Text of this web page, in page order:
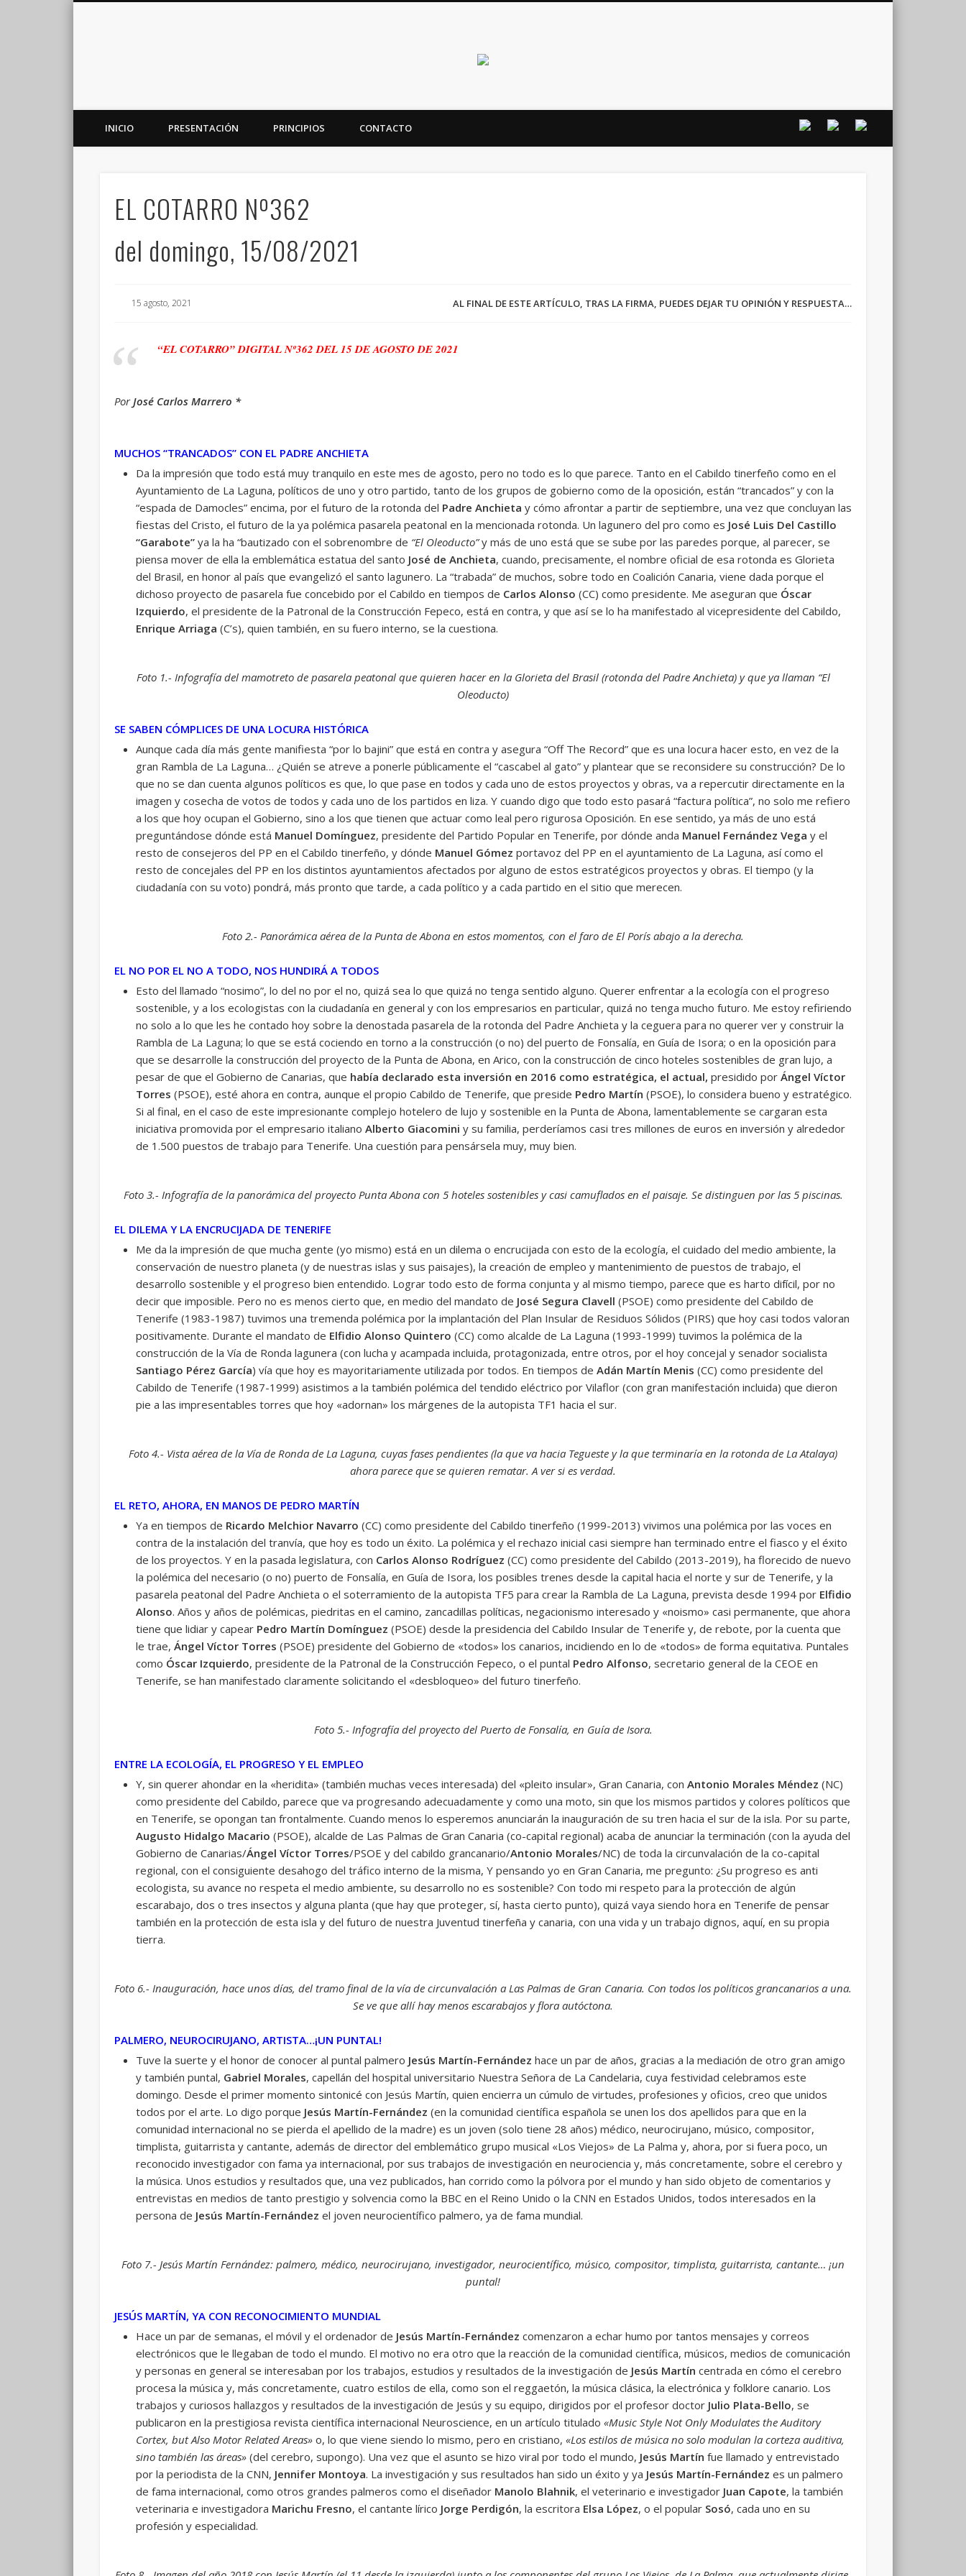
INICIO PRESENTACIÓN PRINCIPIOS CONTACTO
EL COTARRO Nº362
del domingo, 15/08/2021
AL FINAL DE ESTE ARTÍCULO, TRAS LA FIRMA, PUEDES DEJAR TU OPINIÓN Y RESPUESTA…
15 agosto, 2021
“EL COTARRO” DIGITAL Nº362 DEL 15 DE AGOSTO DE 2021
Por José Carlos Marrero *
MUCHOS “TRANCADOS” CON EL PADRE ANCHIETA
Da la impresión que todo está muy tranquilo en este mes de agosto, pero no todo es lo que parece. Tanto en el Cabildo tinerfeño como en el
Ayuntamiento de La Laguna, políticos de uno y otro partido, tanto de los grupos de gobierno como de la oposición, están “trancados” y con la
“espada de Damocles” encima, por el futuro de la rotonda del Padre Anchieta y cómo afrontar a partir de septiembre, una vez que concluyan las
fiestas del Cristo, el futuro de la ya polémica pasarela peatonal en la mencionada rotonda. Un lagunero del pro como es José Luis Del Castillo
“Garabote”ya la ha “bautizado con el sobrenombre de “El Oleoducto”y más de uno está que se sube por las paredes porque, al parecer, se
piensa mover de ella la emblemática estatua del santo José de Anchieta, cuando, precisamente, el nombre oficial de esa rotonda es Glorieta
del Brasil, en honor al país que evangelizó el santo lagunero. La “trabada” de muchos, sobre todo en Coalición Canaria, viene dada porque el
dichoso proyecto de pasarela fue concebido por el Cabildo en tiempos de Carlos Alonso (CC) como presidente. Me aseguran que Óscar
Izquierdo, el presidente de la Patronal de la Construcción Fepeco, está en contra, y que así se lo ha manifestado al vicepresidente del Cabildo,
Enrique Arriaga (C’s), quien también, en su fuero interno, se la cuestiona.
Foto 1.- Infografía del mamotreto de pasarela peatonal que quieren hacer en la Glorieta del Brasil (rotonda del Padre Anchieta) y que ya llaman “El
Oleoducto)
SE SABEN CÓMPLICES DE UNA LOCURA HISTÓRICA
Aunque cada día más gente manifiesta “por lo bajini” que está en contra y asegura “Off The Record” que es una locura hacer esto, en vez de la
gran Rambla de La Laguna… ¿Quién se atreve a ponerle públicamente el “cascabel al gato” y plantear que se reconsidere su construcción? De lo
que no se dan cuenta algunos políticos es que, lo que pase en todos y cada uno de estos proyectos y obras, va a repercutir directamente en la
imagen y cosecha de votos de todos y cada uno de los partidos en liza. Y cuando digo que todo esto pasará “factura política”, no solo me refiero
a los que hoy ocupan el Gobierno, sino a los que tienen que actuar como leal pero rigurosa Oposición. En ese sentido, ya más de uno está
preguntándose dónde está Manuel Domínguez, presidente del Partido Popular en Tenerife, por dónde anda Manuel Fernández Vega y el
resto de consejeros del PP en el Cabildo tinerfeño, y dónde Manuel Gómez portavoz del PP en el ayuntamiento de La Laguna, así como el
resto de concejales del PP en los distintos ayuntamientos afectados por alguno de estos estratégicos proyectos y obras. El tiempo (y la
ciudadanía con su voto) pondrá, más pronto que tarde, a cada político y a cada partido en el sitio que merecen.
Foto 2.- Panorámica aérea de la Punta de Abona en estos momentos, con el faro de El Porís abajo a la derecha.
EL NO POR EL NO A TODO, NOS HUNDIRÁ A TODOS
Esto del llamado “nosimo”, lo del no por el no, quizá sea lo que quizá no tenga sentido alguno. Querer enfrentar a la ecología con el progreso
sostenible, y a los ecologistas con la ciudadanía en general y con los empresarios en particular, quizá no tenga mucho futuro. Me estoy refiriendo
no solo a lo que les he contado hoy sobre la denostada pasarela de la rotonda del Padre Anchieta y la ceguera para no querer ver y construir la
Rambla de La Laguna; lo que se está cociendo en torno a la construcción (o no) del puerto de Fonsalía, en Guía de Isora; o en la oposición para
que se desarrolle la construcción del proyecto de la Punta de Abona, en Arico, con la construcción de cinco hoteles sostenibles de gran lujo, a
pesar de que el Gobierno de Canarias, que había declarado esta inversión en 2016 como estratégica, el actual, presidido por Ángel Víctor
Torres (PSOE), esté ahora en contra, aunque el propio Cabildo de Tenerife, que preside Pedro Martín (PSOE), lo considera bueno y estratégico.
Si al final, en el caso de este impresionante complejo hotelero de lujo y sostenible en la Punta de Abona, lamentablemente se cargaran esta
iniciativa promovida por el empresario italiano Alberto Giacomini y su familia, perderíamos casi tres millones de euros en inversión y alrededor
de 1.500 puestos de trabajo para Tenerife. Una cuestión para pensársela muy, muy bien.
Foto 3.- Infografía de la panorámica del proyecto Punta Abona con 5 hoteles sostenibles y casi camuflados en el paisaje. Se distinguen por las 5 piscinas.
EL DILEMA Y LA ENCRUCIJADA DE TENERIFE
Me da la impresión de que mucha gente (yo mismo) está en un dilema o encrucijada con esto de la ecología, el cuidado del medio ambiente, la
conservación de nuestro planeta (y de nuestras islas y sus paisajes), la creación de empleo y mantenimiento de puestos de trabajo, el
desarrollo sostenible y el progreso bien entendido. Lograr todo esto de forma conjunta y al mismo tiempo, parece que es harto difícil, por no
decir que imposible. Pero no es menos cierto que, en medio del mandato de José Segura Clavell (PSOE) como presidente del Cabildo de
Tenerife (1983-1987) tuvimos una tremenda polémica por la implantación del Plan Insular de Residuos Sólidos (PIRS) que hoy casi todos valoran
positivamente. Durante el mandato de Elfidio Alonso Quintero (CC) como alcalde de La Laguna (1993-1999) tuvimos la polémica de la
construcción de la Vía de Ronda lagunera (con lucha y acampada incluida, protagonizada, entre otros, por el hoy concejal y senador socialista
Santiago Pérez García) vía que hoy es mayoritariamente utilizada por todos. En tiempos de Adán Martín Menis (CC) como presidente del
Cabildo de Tenerife (1987-1999) asistimos a la también polémica del tendido eléctrico por Vilaflor (con gran manifestación incluida) que dieron
pie a las impresentables torres que hoy «adornan» los márgenes de la autopista TF1 hacia el sur.
Foto 4.- Vista aérea de la Vía de Ronda de La Laguna, cuyas fases pendientes (la que va hacia Tegueste y la que terminaría en la rotonda de La Atalaya)
ahora parece que se quieren rematar. A ver si es verdad.
EL RETO, AHORA, EN MANOS DE PEDRO MARTÍN
Ya en tiempos de Ricardo Melchior Navarro (CC) como presidente del Cabildo tinerfeño (1999-2013) vivimos una polémica por las voces en
contra de la instalación del tranvía, que hoy es todo un éxito. La polémica y el rechazo inicial casi siempre han terminado entre el fiasco y el éxito
de los proyectos. Y en la pasada legislatura, con Carlos Alonso Rodríguez (CC) como presidente del Cabildo (2013-2019), ha florecido de nuevo
la polémica del necesario (o no) puerto de Fonsalía, en Guía de Isora, los posibles trenes desde la capital hacia el norte y sur de Tenerife, y la
pasarela peatonal del Padre Anchieta o el soterramiento de la autopista TF5 para crear la Rambla de La Laguna, prevista desde 1994 por Elfidio
Alonso. Años y años de polémicas, piedritas en el camino, zancadillas políticas, negacionismo interesado y «noismo» casi permanente, que ahora
tiene que lidiar y capear Pedro Martín Domínguez (PSOE) desde la presidencia del Cabildo Insular de Tenerife y, de rebote, por la cuenta que
le trae, Ángel Víctor Torres (PSOE) presidente del Gobierno de «todos» los canarios, incidiendo en lo de «todos» de forma equitativa. Puntales
como Óscar Izquierdo, presidente de la Patronal de la Construcción Fepeco, o el puntal Pedro Alfonso, secretario general de la CEOE en
Tenerife, se han manifestado claramente solicitando el «desbloqueo» del futuro tinerfeño.
Foto 5.- Infografía del proyecto del Puerto de Fonsalía, en Guía de Isora.
ENTRE LA ECOLOGÍA, EL PROGRESO Y EL EMPLEO
Y, sin querer ahondar en la «heridita» (también muchas veces interesada) del «pleito insular», Gran Canaria, con Antonio Morales Méndez (NC)
como presidente del Cabildo, parece que va progresando adecuadamente y como una moto, sin que los mismos partidos y colores políticos que
en Tenerife, se opongan tan frontalmente. Cuando menos lo esperemos anunciarán la inauguración de su tren hacia el sur de la isla. Por su parte,
Augusto Hidalgo Macario (PSOE), alcalde de Las Palmas de Gran Canaria (co-capital regional) acaba de anunciar la terminación (con la ayuda del
Gobierno de Canarias/Ángel Víctor Torres/PSOE y del cabildo grancanario/Antonio Morales/NC) de toda la circunvalación de la co-capital
regional, con el consiguiente desahogo del tráfico interno de la misma, Y pensando yo en Gran Canaria, me pregunto: ¿Su progreso es anti
ecologista, su avance no respeta el medio ambiente, su desarrollo no es sostenible? Con todo mi respeto para la protección de algún
escarabajo, dos o tres insectos y alguna planta (que hay que proteger, sí, hasta cierto punto), quizá vaya siendo hora en Tenerife de pensar
también en la protección de esta isla y del futuro de nuestra Juventud tinerfeña y canaria, con una vida y un trabajo dignos, aquí, en su propia
tierra.
Foto 6.- Inauguración, hace unos días, del tramo final de la vía de circunvalación a Las Palmas de Gran Canaria. Con todos los políticos grancanarios a una.
Se ve que allí hay menos escarabajos y flora autóctona.
PALMERO, NEUROCIRUJANO, ARTISTA…¡UN PUNTAL!
Tuve la suerte y el honor de conocer al puntal palmero Jesús Martín-Fernández hace un par de años, gracias a la mediación de otro gran amigo
y también puntal, Gabriel Morales, capellán del hospital universitario Nuestra Señora de La Candelaria, cuya festividad celebramos este
domingo. Desde el primer momento sintonicé con Jesús Martín, quien encierra un cúmulo de virtudes, profesiones y oficios, creo que unidos
todos por el arte. Lo digo porque Jesús Martín-Fernández (en la comunidad científica española se unen los dos apellidos para que en la
comunidad internacional no se pierda el apellido de la madre) es un joven (solo tiene 28 años) médico, neurocirujano, músico, compositor,
timplista, guitarrista y cantante, además de director del emblemático grupo musical «Los Viejos» de La Palma y, ahora, por si fuera poco, un
reconocido investigador con fama ya internacional, por sus trabajos de investigación en neurociencia y, más concretamente, sobre el cerebro y
la música. Unos estudios y resultados que, una vez publicados, han corrido como la pólvora por el mundo y han sido objeto de comentarios y
entrevistas en medios de tanto prestigio y solvencia como la BBC en el Reino Unido o la CNN en Estados Unidos, todos interesados en la
persona de Jesús Martín-Fernández el joven neurocientífico palmero, ya de fama mundial.
Foto 7.- Jesús Martín Fernández: palmero, médico, neurocirujano, investigador, neurocientífico, músico, compositor, timplista, guitarrista, cantante… ¡un
puntal!
JESÚS MARTÍN, YA CON RECONOCIMIENTO MUNDIAL
Hace un par de semanas, el móvil y el ordenador de Jesús Martín-Fernández comenzaron a echar humo por tantos mensajes y correos
electrónicos que le llegaban de todo el mundo. El motivo no era otro que la reacción de la comunidad científica, músicos, medios de comunicación
y personas en general se interesaban por los trabajos, estudios y resultados de la investigación de Jesús Martín centrada en cómo el cerebro
procesa la música y, más concretamente, cuatro estilos de ella, como son el reggaetón, la música clásica, la electrónica y folklore canario. Los
trabajos y curiosos hallazgos y resultados de la investigación de Jesús y su equipo, dirigidos por el profesor doctor Julio Plata-Bello, se
publicaron en la prestigiosa revista científica internacional Neuroscience, en un artículo titulado «Music Style Not Only Modulates the Auditory
Cortex, but Also Motor Related Areas»o, lo que viene siendo lo mismo, pero en cristiano, «Los estilos de música no solo modulan la corteza auditiva,
sino también las áreas» (del cerebro, supongo). Una vez que el asunto se hizo viral por todo el mundo, Jesús Martín fue llamado y entrevistado
por la periodista de la CNN, Jennifer Montoya. La investigación y sus resultados han sido un éxito y ya Jesús Martín-Fernández es un palmero
de fama internacional, como otros grandes palmeros como el diseñador Manolo Blahnik, el veterinario e investigador Juan Capote, la también
veterinaria e investigadora Marichu Fresno, el cantante lírico Jorge Perdigón, la escritora Elsa López, o el popular Sosó, cada uno en su
profesión y especialidad.